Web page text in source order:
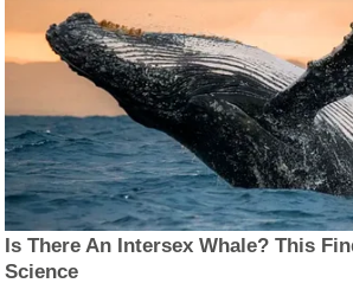
Is There An Intersex Whale? This
Science